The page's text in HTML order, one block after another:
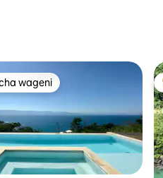
kati ya 5, tathmini 124
wageni
wageni